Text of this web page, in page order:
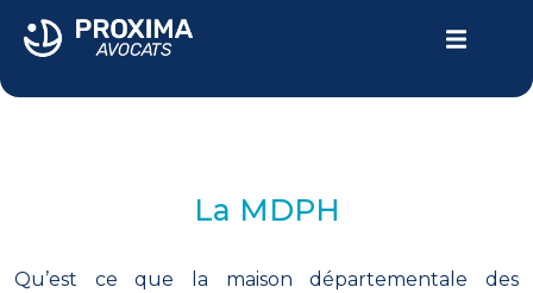
DOMMAGE CORPOREL
La MDPH
Qu’est ce que la maison départementale des